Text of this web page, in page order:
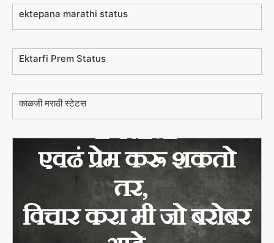
ektepana marathi status
Ektarfi Prem Status
काळजी मराठी स्टेटस